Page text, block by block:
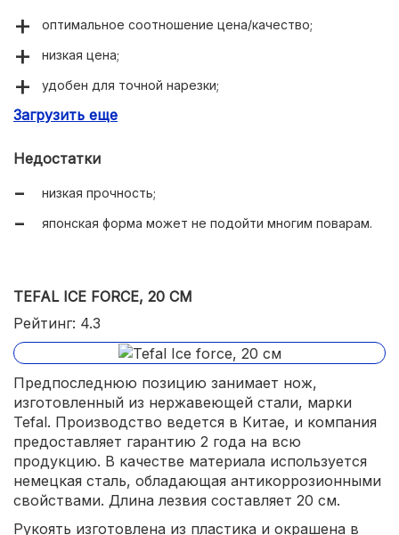
оптимальное соотношение цена/качество;
низкая цена;
удобен для точной нарезки;
легко найти в магазинах;
Загрузить еще
Недостатки
низкая прочность;
японская форма может не подойти многим поварам.
TEFAL ICE FORCE, 20 СМ
Рейтинг: 4.3
Предпоследнюю позицию занимает нож,
изготовленный из нержавеющей стали, марки
Tefal. Производство ведется в Китае, и компания
предоставляет гарантию 2 года на всю
продукцию. В качестве материала используется
немецкая сталь, обладающая антикоррозионными
свойствами. Длина лезвия составляет 20 см.
Рукоять изготовлена из пластика и окрашена в